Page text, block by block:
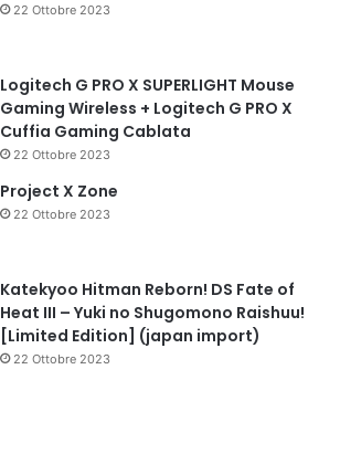
22 Ottobre 2023
Logitech G PRO X SUPERLIGHT Mouse
Gaming Wireless + Logitech G PRO X
Cuffia Gaming Cablata
22 Ottobre 2023
Project X Zone
22 Ottobre 2023
Katekyoo Hitman Reborn! DS Fate of
Heat III – Yuki no Shugomono Raishuu!
[Limited Edition] (japan import)
22 Ottobre 2023